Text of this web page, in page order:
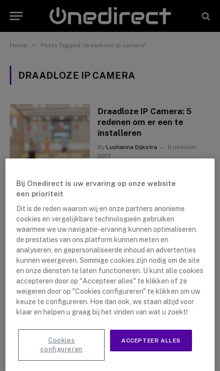
Home » Posts Tagged "draadloze ip camera"
DRAADLOZE IP CAMERA
Draadloze IP Camera: 5
redenen om er een te
installeren
By Lushanna Dijkstra
11 oktober
2017
Nieuwste artikelen
Logitech Sight: De Tafelcamera Voor
10 mei 2024
Crosscall X-Space: Transformeer Je
Bij Onedirect is uw ervaring op onze website
een prioriteit
Dit is de reden waarom wij en onze partners anonieme
cookies en vergelijkbare technologieën gebruiken
waarmee we uw navigatie-ervaring kunnen optimaliseren,
de prestaties van ons platform kunnen meten en
analyseren, en gepersonaliseerde inhoud en advertenties
kunnen weergeven. Sommige cookies zijn nodig om de site
en onze diensten te laten functioneren. U kunt alle cookies
accepteren door op "Accepteer alles" te klikken of ze
weigeren door op "Cookies configureren" te klikken om uw
keuze te configureren. Hoe dan ook, we staan altijd voor
klaar en helpen u graag bij het vinden van wat u zoekt!
ACCEPTEER ALLES
Cookies
configureren